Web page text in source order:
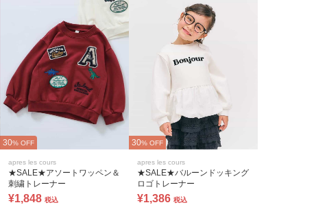
30% OFF
apres les cours
★SALE★アソートワッペン＆
刺繍トレーナー
¥1,848 税込
30% OFF
apres les cours
★SALE★バルーンドッキング
ロゴトレーナー
¥1,386 税込